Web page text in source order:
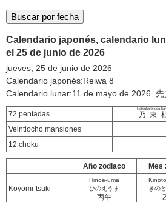
Calendario japonés, calendario
el 25 de junio de 2026
jueves, 25 de junio de 2026
Calendario japonés:Reiwa 8
Calendario lunar:11 de mayo de 2026 先
72 pentadas 乃東
Natsukarekusa
Veintiocho mansiones
12 choku
Año zodiaco Mes
Koyomi-tsuki
Hinoe-uma
ひのえうま
丙午
きの